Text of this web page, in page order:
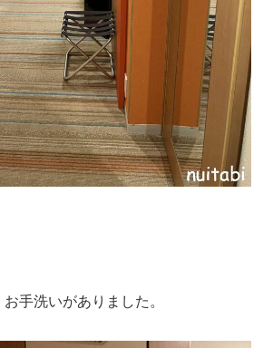
手洗いがありました。